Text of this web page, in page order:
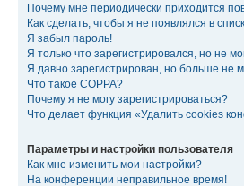
Почему мне периодически приходится
Как сделать, чтобы я не появлялся в
Я забыл пароль!
Я только что зарегистрировался, но не
Я давно зарегистрирован, но больше не
Что такое COPPA?
Почему я не могу зарегистрироваться?
Что делает функция «Удалить cookies
Параметры и настройки пользователя
Как мне изменить мои настройки?
На конференции неправильное время!